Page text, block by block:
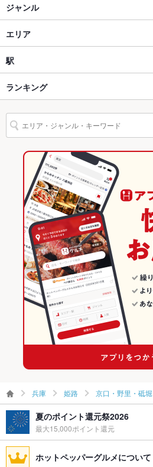
ジャンル
ラーメン
ラーメン全般
姫路 × ラーメン
姫路 × ラーメン全般
京口駅 × ラーメン
京口駅 × ラーメン全般
エリア
京口・野里・砥堀
京口・野里・砥堀 × ラーメン
京口・野里・砥堀 × ラーメン全般
兵庫
兵庫 × ラーメン
兵庫 × ラーメン全般
駅
京口駅
ランキング
兵庫のグルメランキング
姫路のグルメランキング
京口・野里・砥堀のグルメランキング
兵庫 姫路 京口・野里・砥堀
夏のポイント還元祭2026
最大15,000ポイント還元
ホットペッパーグルメについて